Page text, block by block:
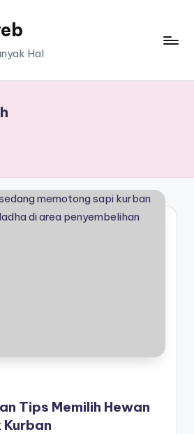
Hal
Tips Memilih Hewan